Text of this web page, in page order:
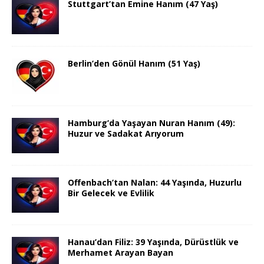
Stuttgart’tan Emine Hanım (47 Yaş)
Berlin’den Gönül Hanım (51 Yaş)
Hamburg’da Yaşayan Nuran Hanım (49):
Huzur ve Sadakat Arıyorum
Offenbach’tan Nalan: 44 Yaşında, Huzurlu
Bir Gelecek ve Evlilik
Hanau’dan Filiz: 39 Yaşında, Dürüstlük ve
Merhamet Arayan Bayan